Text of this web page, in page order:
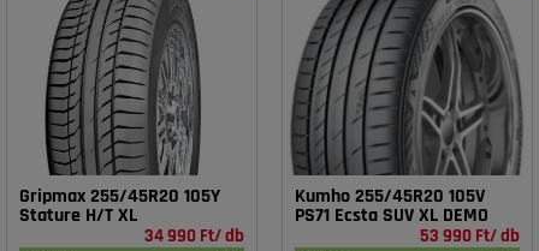
Gripmax 255/45R20 105Y
Stature H/T XL
34 990 Ft/ db
Kumho 255/45R20 105V
PS71 Ecsta SUV XL DEMO
53 990 Ft/ db